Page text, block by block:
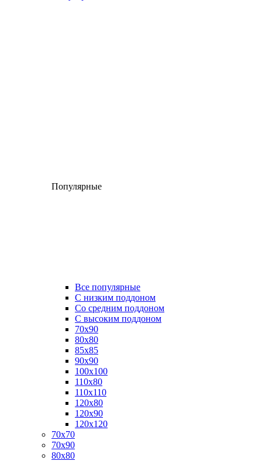
Популярные
Все популярные
C низким поддоном
Со средним поддоном
С высоким поддоном
70х90
80х80
85х85
90х90
100х100
110х80
110х110
120х80
120х90
120х120
70х70
70х90
80х80